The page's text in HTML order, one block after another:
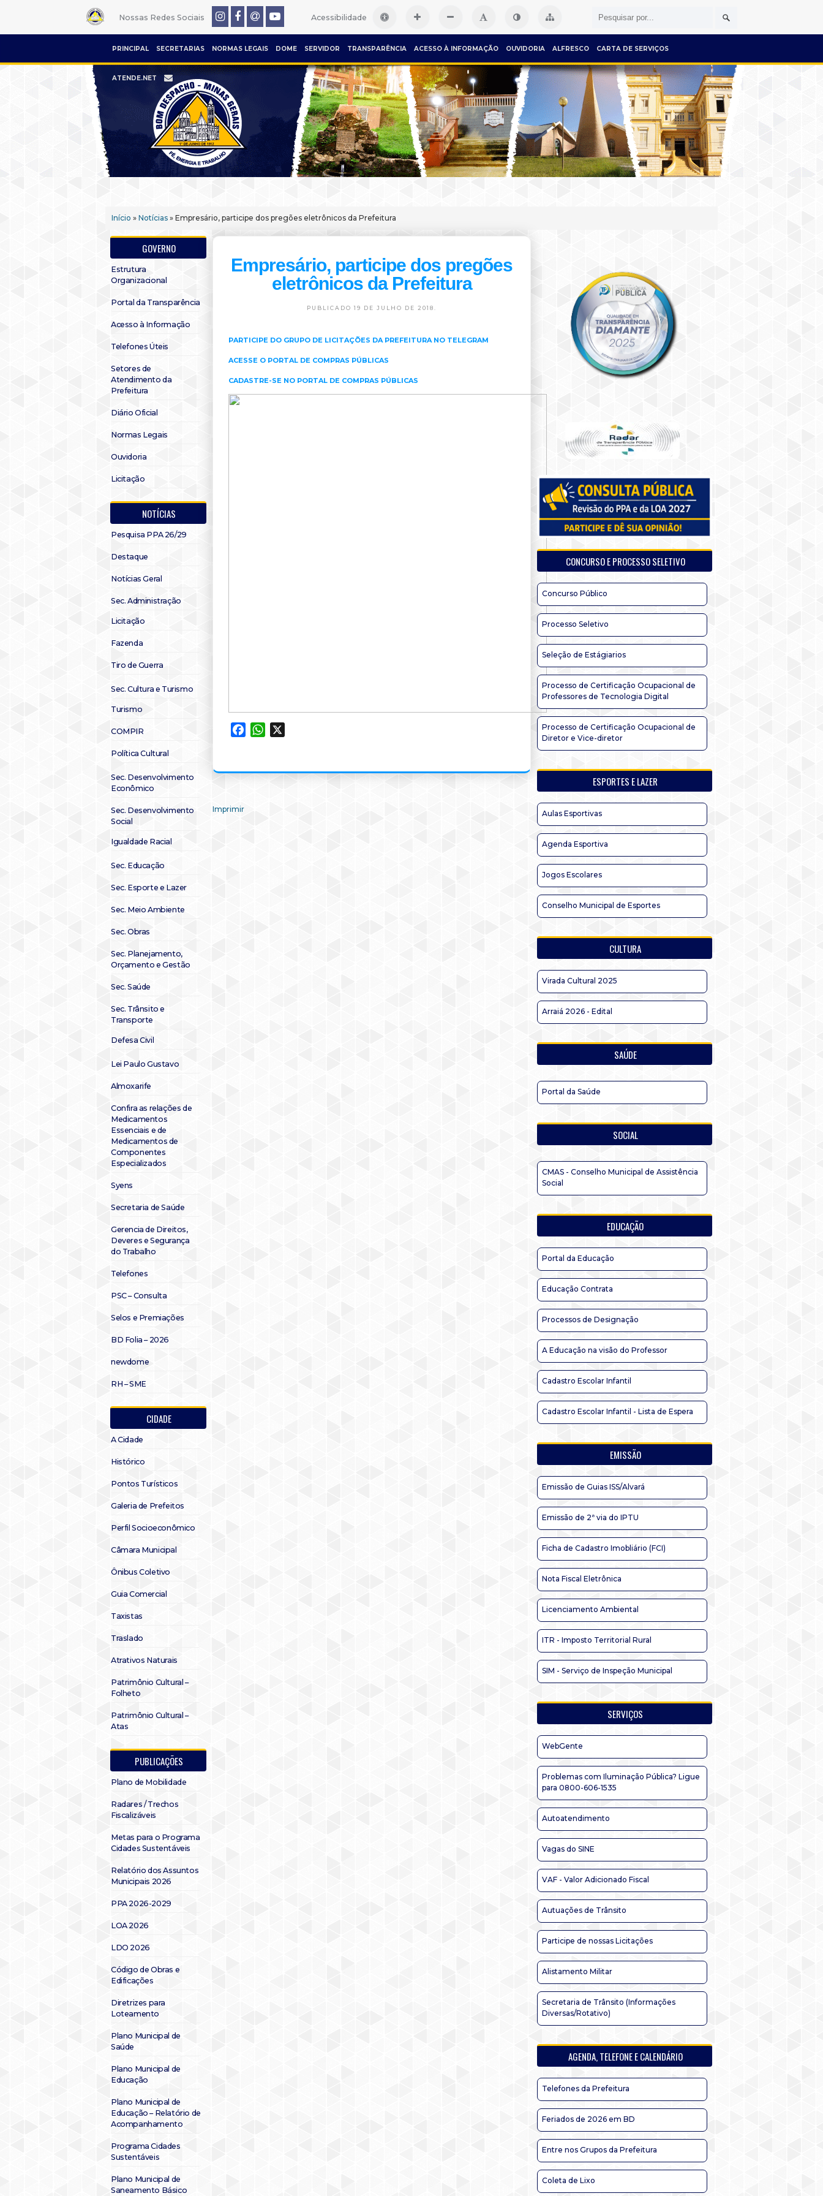
Nossas Redes Sociais Acessibilidade
PRINCIPAL SECRETARIAS NORMAS LEGAIS DOME SERVIDOR TRANSPARÊNCIA ACESSO À INFORMAÇÃO OUVIDORIA ALFRESCO CARTA DE SERVIÇOS
ATENDE.NET
Início » Notícias » Empresário, participe dos pregões eletrônicos da Prefeitura
GOVERNO
Estrutura
Organizacional
Portal da Transparência
Acesso à Informação
Telefones Úteis
Setores de
Atendimento da
Prefeitura
Diário Oficial
Normas Legais
Ouvidoria
Licitação
NOTÍCIAS
Pesquisa PPA 26/29
Destaque
Notícias Geral
Sec. Administração
Licitação
Fazenda
Tiro de Guerra
Sec. Cultura e Turismo
Turismo
COMPIR
Política Cultural
Sec. Desenvolvimento
Econômico
Sec. Desenvolvimento
Social
Igualdade Racial
Sec. Educação
Sec. Esporte e Lazer
Sec. Meio Ambiente
Sec. Obras
Sec. Planejamento,
Orçamento e Gestão
Sec. Saúde
Sec. Trânsito e
Transporte
Defesa Civil
Lei Paulo Gustavo
Almoxarife
Confira as relações de
Medicamentos
Essenciais e de
Medicamentos de
Componentes
Especializados
Syens
Secretaria de Saúde
Gerencia de Direitos,
Deveres e Segurança
do Trabalho
Telefones
PSC – Consulta
Selos e Premiações
BD Folia – 2026
newdome
RH – SME
CIDADE
A Cidade
Histórico
Pontos Turísticos
Galeria de Prefeitos
Perfil Socioeconômico
Câmara Municipal
Ônibus Coletivo
Guia Comercial
Taxistas
Traslado
Atrativos Naturais
Patrimônio Cultural –
Folheto
Patrimônio Cultural –
Atas
PUBLICAÇÕES
Plano de Mobilidade
Radares / Trechos
Fiscalizáveis
Metas para o Programa
Cidades Sustentáveis
Relatório dos Assuntos
Municipais 2026
PPA 2026-2029
LOA 2026
LDO 2026
Código de Obras e
Edificações
Diretrizes para
Loteamento
Plano Municipal de
Saúde
Plano Municipal de
Educação
Plano Municipal de
Educação – Relatório de
Acompanhamento
Programa Cidades
Sustentáveis
Plano Municipal de
Saneamento Básico
Empresário, participe dos pregões
eletrônicos da Prefeitura
PUBLICADO 19 DE JULHO DE 2018.
PARTICIPE DO GRUPO DE LICITAÇÕES DA PREFEITURA NO TELEGRAM
ACESSE O PORTAL DE COMPRAS PÚBLICAS
CADASTRE-SE NO PORTAL DE COMPRAS PÚBLICAS
FacebookWhatsApp
Imprimir
CONCURSO E PROCESSO SELETIVO
Concurso Público
Processo Seletivo
Seleção de Estágiarios
Processo de Certificação Ocupacional de
Professores de Tecnologia Digital
Processo de Certificação Ocupacional de
Diretor e Vice-diretor
ESPORTES E LAZER
Aulas Esportivas
Agenda Esportiva
Jogos Escolares
Conselho Municipal de Esportes
CULTURA
Virada Cultural 2025
Arraiá 2026 - Edital
SAÚDE
Portal da Saúde
SOCIAL
CMAS - Conselho Municipal de Assistência
Social
EDUCAÇÃO
Portal da Educação
Educação Contrata
Processos de Designação
A Educação na visão do Professor
Cadastro Escolar Infantil
Cadastro Escolar Infantil - Lista de Espera
EMISSÃO
Emissão de Guias ISS/Alvará
Emissão de 2ª via do IPTU
Ficha de Cadastro Imobliário (FCI)
Nota Fiscal Eletrônica
Licenciamento Ambiental
ITR - Imposto Territorial Rural
SIM - Serviço de Inspeção Municipal
SERVIÇOS
WebGente
Problemas com Iluminação Pública? Ligue
para 0800-606-1535
Autoatendimento
Vagas do SINE
VAF - Valor Adicionado Fiscal
Autuações de Trânsito
Participe de nossas Licitações
Alistamento Militar
Secretaria de Trânsito (Informações
Diversas/Rotativo)
AGENDA, TELEFONE E CALENDÁRIO
Telefones da Prefeitura
Feriados de 2026 em BD
Entre nos Grupos da Prefeitura
Coleta de Lixo